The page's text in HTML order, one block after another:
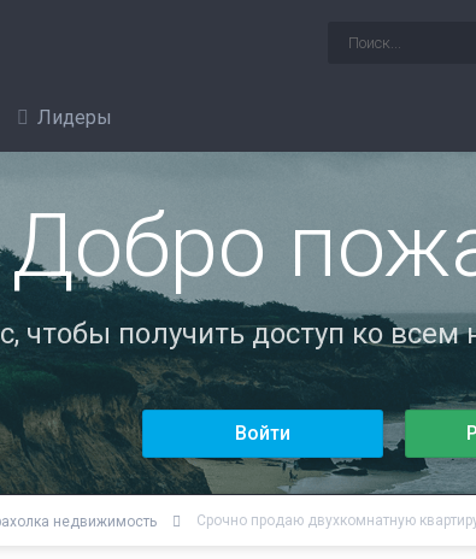
Лидеры
Добро
чтобы получить доступ ко
Войти
недвижимость Срочно продаю двухкомнатную